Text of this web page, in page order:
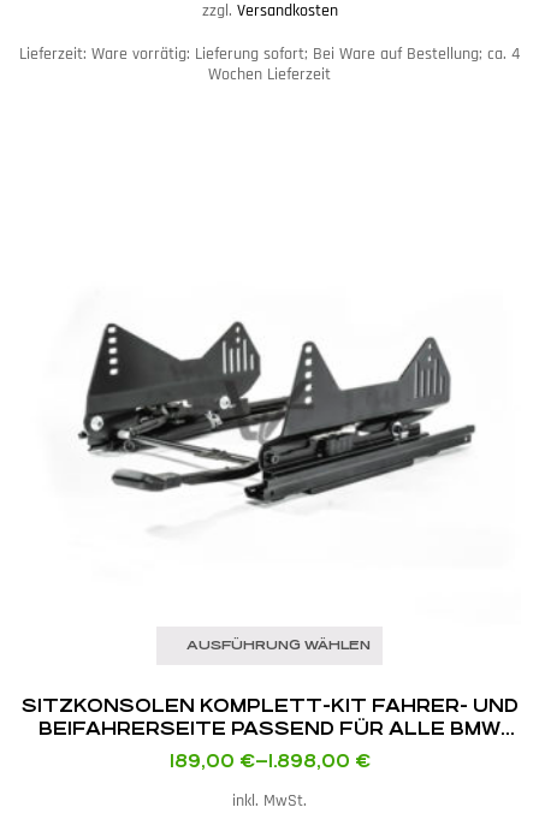
zzgl. Versandkosten
Lieferzeit: Ware vorrätig: Lieferung sofort; Bei Ware auf Bestellung; ca. 4
Wochen Lieferzeit
AUSFÜHRUNG WÄHLEN
SITZKONSOLEN KOMPLETT-KIT FAHRER- UND
BEIFAHRERSEITE PASSEND FÜR ALLE BMW
E8X / E9X / F8X / MINI F5X MIT RECARO POLE
POSITION / SPG XL / SPG
189,00 €–1.898,00 €
inkl. MwSt.